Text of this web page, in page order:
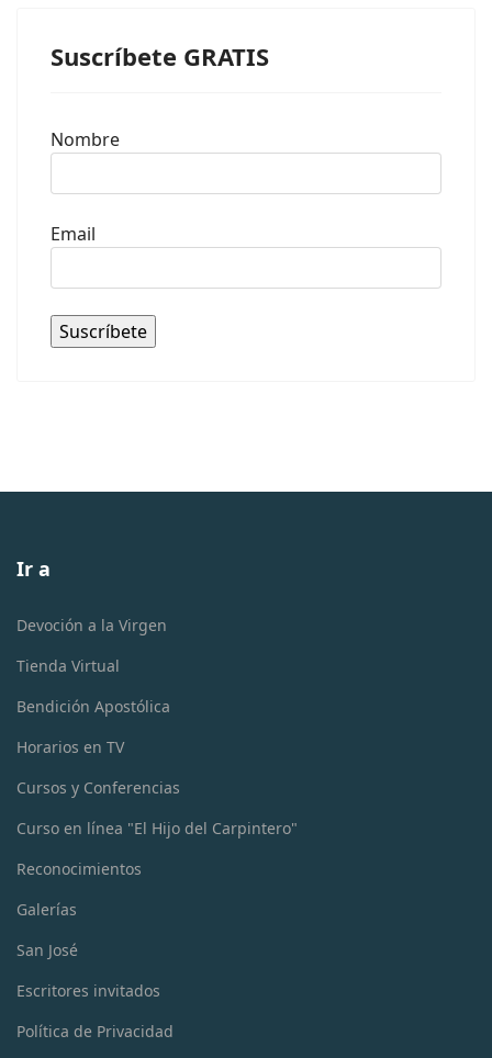
Suscríbete GRATIS
Nombre
Email
Ir a
Devoción a la Virgen
Tienda Virtual
Bendición Apostólica
Horarios en TV
Cursos y Conferencias
Curso en línea "El Hijo del Carpintero"
Reconocimientos
Galerías
San José
Escritores invitados
Política de Privacidad